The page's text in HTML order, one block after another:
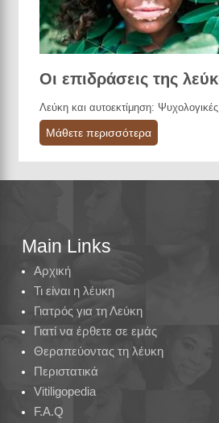
Οι επιδράσεις της
Λεύκη και αυτοεκτίμηση:
Μάθετε περισσότερα
Main Links
Αρχική
Τι είναι η λέυκη
Γιατρός για τη Λεύκη
Γιατί να έρθετε σε εμάς
Θεραπεύοντας τη λέυκη
Περιστατικά
Vitiligopedia
F.A.Q